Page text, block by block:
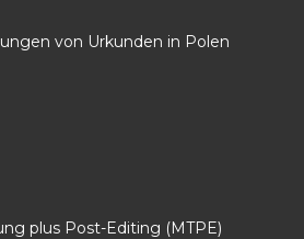
von Urkunden in Polen
plus Post-Editing (MTPE)